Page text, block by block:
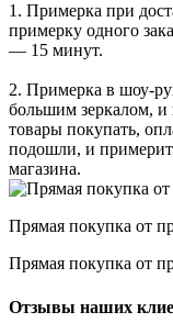
1. Примерка при
примерку одного
— 15 минут.
2. Примерка в шоу-
большим зеркалом, и
товары покупать,
подошли, и
магазина.
Прямая покупка от
Прямая покупка от
Отзывы наших